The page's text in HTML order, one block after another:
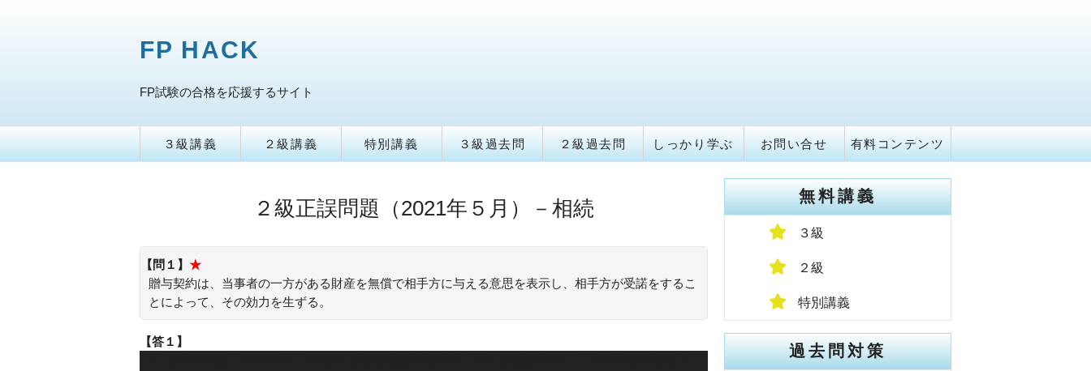
FP HACK
FP試験の合格を応援するサイト
３級講義 ２級講義 特別講義 ３級過去問 ２級過去問 しっかり学ぶ お問い合せ 有料コンテンツ
２級正誤問題（2021年５月）－相続
【問１】 ★
贈与契約は、当事者の一方がある財産を無償で相手方に与える意思を表示し、相手方が受諾をするこ
とによって、その効力を生ずる。
【答１】
無料講義
３級
２級
特別講義
過去問対策